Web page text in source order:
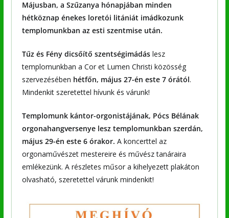
Májusban, a Szűzanya hónapjában minden
hétköznap énekes loretói litániát imádkozunk
templomunkban az esti szentmise után.
Tűz és Fény dicsőítő szentségimádáslesz
templomunkban a Cor et Lumen Christi közösség
szervezésében hétfőn, május 27-én este 7 órától.
Mindenkit szeretettel hívunk és várunk!
Templomunk kántor-orgonistájának, Pócs Bélának
orgonahangversenye lesz templomunkban szerdán,
május 29-én este 6 órakor. A koncerttel az
orgonaművészet mestereire és művész tanáraira
emlékezünk. A részletes műsor a kihelyezett plakáton
olvasható, szeretettel várunk mindenkit!